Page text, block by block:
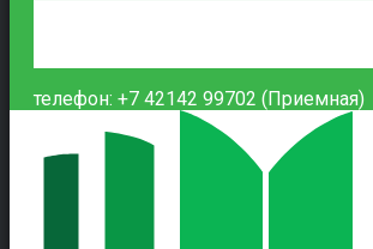
телефон: +7 42142 99702 (Приемная)